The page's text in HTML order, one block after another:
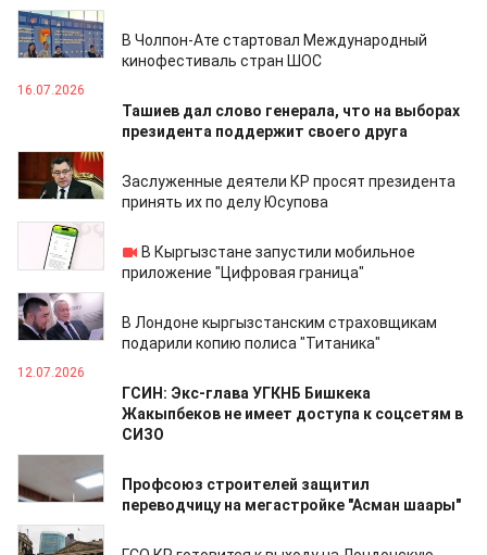
16.07.2026
В Чолпон-Ате стартовал Международный
кинофестиваль стран ШОС
16.07.2026
Ташиев дал слово генерала, что на выборах
президента поддержит своего друга
15.07.2026
Заслуженные деятели КР просят президента
принять их по делу Юсупова
15.07.2026
В Кыргызстане запустили мобильное
приложение "Цифровая граница"
14.07.2026
В Лондоне кыргызстанским страховщикам
подарили копию полиса "Титаника"
12.07.2026
ГСИН: Экс-глава УГКНБ Бишкека
Жакыпбеков не имеет доступа к соцсетям в
СИЗО
Профсоюз строителей защитил
переводчицу на мегастройке "Асман шаары"
10.07.2026